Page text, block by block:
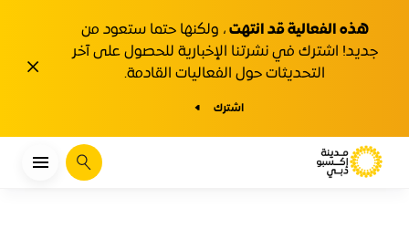
هذه الفعالية قد انتهت ، ولكنها حتما ستعود من
جديد! اشترك في نشرتنا الإخبارية للحصول على آخر
التحديثات حول الفعاليات القادمة.
اشترك
يبحث